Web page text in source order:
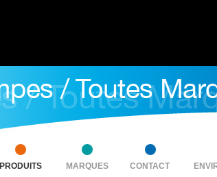
PRODUITS MARQUES CONTACT